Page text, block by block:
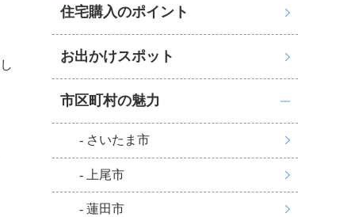
住宅購入のポイント
お出かけスポット
市区町村の魅力
- さいたま市
- 上尾市
- 蓮田市